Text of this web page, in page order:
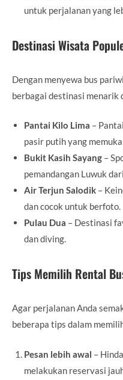
untuk perjalanan yang
Destinasi Wisata
Dengan menyewa bus
berbagai destinasi menarik
Pantai Kilo Lima –
pasir putih yang
Bukit Kasih Sayang –
pemandangan Luwuk
Air Terjun Salodik –
dan cocok untuk berfoto.
Pulau Dua – Destinasi
dan diving.
Tips Memilih Rental
Agar perjalanan Anda
beberapa tips dalam
Pesan lebih awal –
melakukan reservasi